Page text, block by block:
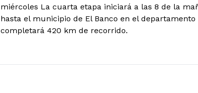
miércoles La cuarta etapa iniciará a las 8 de la
hasta el municipio de El Banco en el
completará 420 km de recorrido.